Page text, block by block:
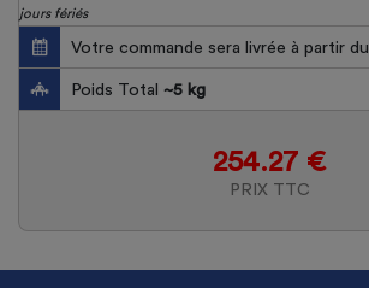
jours fériés
Votre commande sera livrée à partir du
Poids Total ~5 kg
254.27 €
PRIX TTC